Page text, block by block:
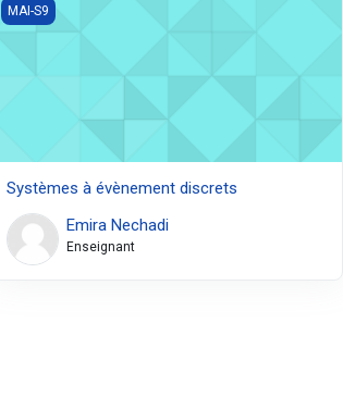
Systèmes à évènement discrets
MAI-S9
Systèmes à évènement discrets
Emira Nechadi
Enseignant